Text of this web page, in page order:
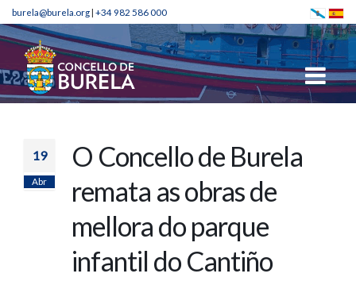
burela@burela.org| +34 982 586 000
19
Abr
O Concello de Burela
remata as obras de
mellora do parque
infantil do Cantiño